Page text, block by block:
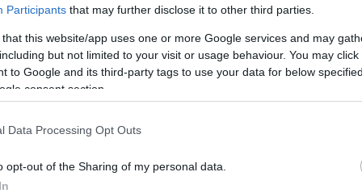
Participants that may further disclose it to other third parties.
that this website/app uses one or more Google services and may
but not limited to your visit or usage behaviour. You may
to Google and its third-party tags to use your data for below
consent section.
Data Processing Opt Outs
opt-out of the Sharing of my personal data.
στον Ιούνιο ο διαγωνισμός για το
του στην ελληνική οικονομία